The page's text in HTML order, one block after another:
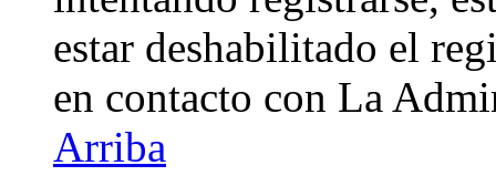
estar deshabilitado el
en contacto con La
Arriba